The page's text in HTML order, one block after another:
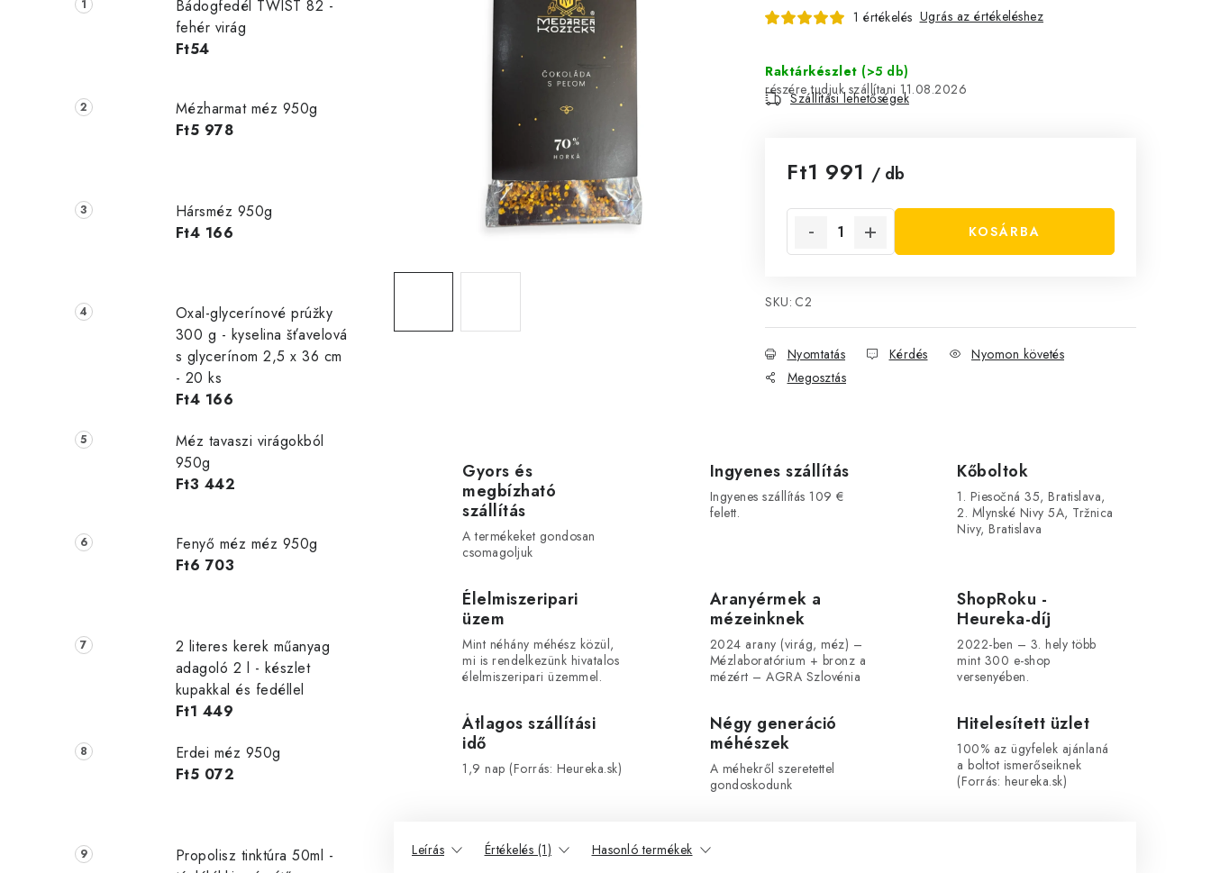
s
a
l
Bádogfedél TWIST 82 -
fehér virág
Ft54
Mézharmat méz 950g
Ft5 978
Hársméz 950g
Ft4 166
Oxal-glycerínové prúžky
300 g - kyselina šťavelová
s glycerínom 2,5 x 36 cm
- 20 ks
Ft4 166
Méz tavaszi virágokból
950g
Ft3 442
Fenyő méz méz 950g
Ft6 703
2 literes kerek műanyag
adagoló 2 l - készlet
kupakkal és fedéllel
Ft1 449
Erdei méz 950g
Ft5 072
Propolisz tinktúra 50ml -
1 értékelés Ugrás az értékeléshez
Raktárkészlet (>5 db)
11.08.2026
Szállítási lehetőségek
Ft1 991 / db
KOSÁRBA
SKU: C2
Nyomtatás Kérdés
Nyomon követés
Megosztás
Gyors és
megbízható
szállítás
A termékeket gondosan
csomagoljuk
Ingyenes szállítás
Ingyenes szállítás 109 €
felett.
Kőboltok
1. Piesočná 35, Bratislava,
2. Mlynské Nivy 5A, Tržnica
Nivy, Bratislava
Élelmiszeripari
üzem
Mint néhány méhész közül,
mi is rendelkezünk hivatalos
élelmiszeripari üzemmel.
Aranyérmek a
mézeinknek
2024 arany (virág, méz) –
Mézlaboratórium + bronz a
mézért – AGRA Szlovénia
ShopRoku -
Heureka-díj
2022-ben – 3. hely több
mint 300 e-shop
versenyében.
Átlagos szállítási
idő
1,9 nap (Forrás: Heureka.sk)
Négy generáció
méhészek
A méhekről szeretettel
gondoskodunk
Hitelesített üzlet
100% az ügyfelek ajánlaná
a boltot ismerőseiknek
(Forrás: heureka.sk)
Leírás Értékelés (1) Hasonló termékek